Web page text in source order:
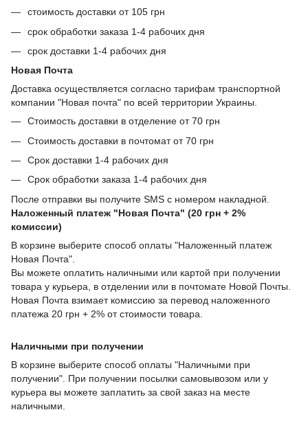
стоимость доставки от 105 грн
срок обработки заказа 1-4 рабочих дня
срок доставки 1-4 рабочих дня
Новая Почта
Доставка осуществляется согласно тарифам транспортной
компании "Новая почта" по всей территории Украины.
Стоимость доставки в отделение от 70 грн
Стоимость доставки в почтомат от 70 грн
Срок доставки 1-4 рабочих дня
Срок обработки заказа 1-4 рабочих дня
После отправки вы получите SMS с номером накладной.
Наложенный платеж "Новая Почта" (20 грн + 2%
комиссии)
В корзине выберите способ оплаты "Наложенный платеж
Новая Почта".
Вы можете оплатить наличными или картой при получении
товара у курьера, в отделении или в почтомате Новой Почты.
Новая Почта взимает комиссию за перевод наложенного
платежа 20 грн + 2% от стоимости товара.
Наличными при получении
В корзине выберите способ оплаты "Наличными при
получении". При получении посылки самовывозом или у
курьера вы можете заплатить за свой заказ на месте
наличными.